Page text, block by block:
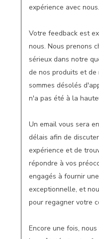
expérience avec nous.
Votre feedback est
nous. Nous prenons
sérieux dans notre
de nos produits et
sommes désolés
n'a pas été à la
Un email vous sera
délais afin de
expérience et de
répondre à vos
engagés à fournir
exceptionnelle, et
pour regagner votre
Encore une fois,